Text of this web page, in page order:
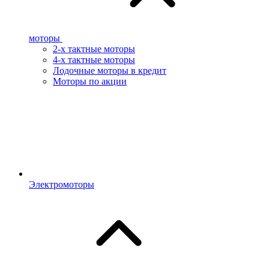
моторы
2-х тактные моторы
4-х тактные моторы
Лодочные моторы в кредит
Моторы по акции
Электромоторы